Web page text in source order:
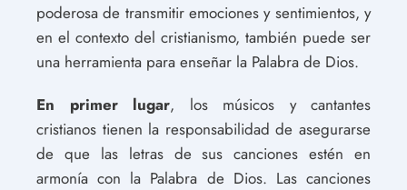
poderosa de transmitir emociones y sentimientos, y
en el contexto del cristianismo, también puede ser
una herramienta para enseñar la Palabra de Dios.
En primer lugar, los músicos y cantantes
cristianos tienen la responsabilidad de asegurarse
de que las letras de sus canciones estén en
armonía con la Palabra de Dios. Las canciones